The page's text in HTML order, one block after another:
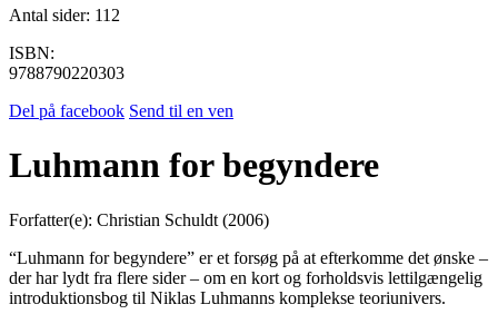
antal
Antal sider: 112
ISBN:
9788790220303
Del på facebook Send til en ven
Luhmann for begyndere
Forfatter(e): Christian Schuldt (2006)
“Luhmann for begyndere” er et forsøg på at efterkomme det ønske –
der har lydt fra flere sider – om en kort og forholdsvis lettilgængelig
introduktionsbog til Niklas Luhmanns komplekse teoriunivers.